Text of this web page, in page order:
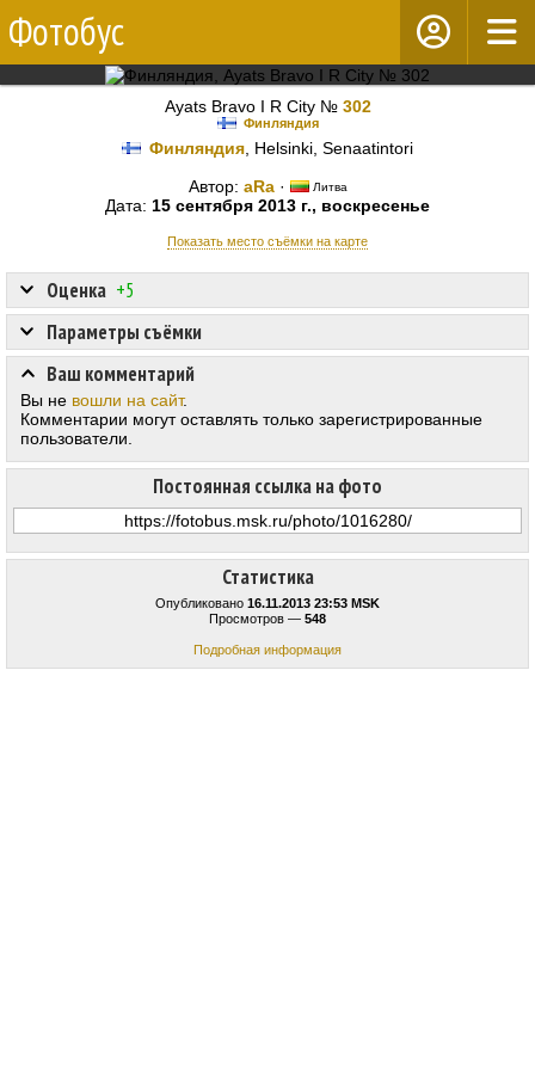
Фотобус
Ayats Bravo I R City № 302
Финляндия
Финляндия , Helsinki, Senaatintori
Автор: aRa· Литва
Дата: 15 сентября 2013 г., воскресенье
Показать место съёмки на карте
Статистика
Опубликовано 16.11.2013 23:53 MSK
Просмотров — 548
Подробная информация
Оценка +5
Постоянная ссылка на фото
Параметры съёмки
Ваш комментарий
Вы не вошли на сайт.
Комментарии могут оставлять только зарегистрированные
пользователи.